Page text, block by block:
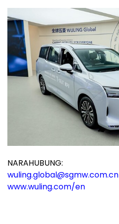
NARAHUBUNG:
wuling.global@sgmw.com.cn
www.wuling.com/en